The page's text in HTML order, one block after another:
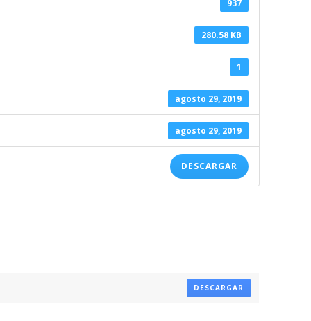
937
280.58 KB
1
agosto 29, 2019
agosto 29, 2019
DESCARGAR
DESCARGAR